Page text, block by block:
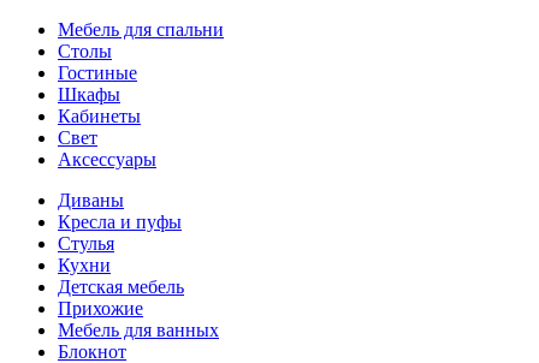
Мебель для спальни
Столы
Гостиные
Шкафы
Кабинеты
Свет
Аксессуары
Диваны
Кресла и пуфы
Стулья
Кухни
Детская мебель
Прихожие
Мебель для ванных
Блокнот